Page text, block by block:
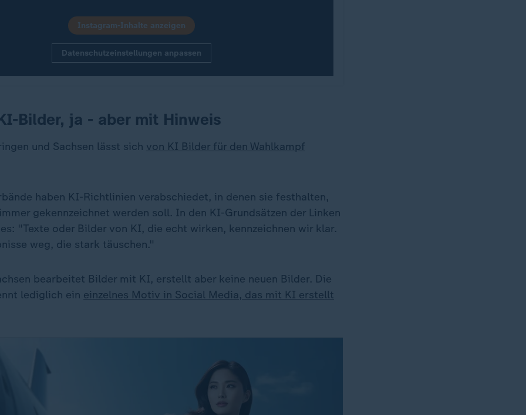
Instagram-Inhalte anzeigen
Datenschutzeinstellungen anpassen
Bilder, ja - aber mit Hinweis
und Sachsen lässt sich von KI Bilder für den Wahlkampf
haben KI-Richtlinien verabschiedet, in denen sie festhalten,
gekennzeichnet werden soll. In den KI-Grundsätzen der Linken
"Texte oder Bilder von KI, die echt wirken, kennzeichnen wir klar.
weg, die stark täuschen."
bearbeitet Bilder mit KI, erstellt aber keine neuen Bilder. Die
lediglich ein einzelnes Motiv in Social Media, das mit KI erstellt